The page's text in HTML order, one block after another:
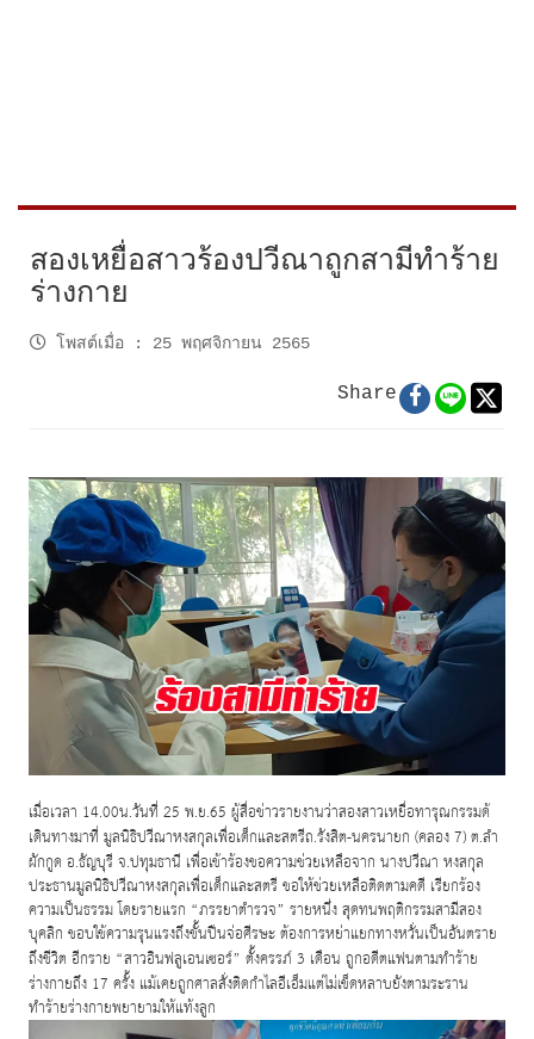
สองเหยื่อสาวร้องปวีณาถูกสามีทำร้าย
ร่างกาย
โพสต์เมื่อ : 25 พฤศจิกายน 2565
Share
เมื่อเวลา 14.00น.วันที่ 25 พ.ย.65 ผู้สื่อข่าวรายงานว่าสองสาวเหยื่อทารุณกรรมด้
เดินทางมาที่ มูลนิธิปวีณาหงสกุลเพื่อเด็กและสตรีถ.รังสิต-นครนายก (คลอง7)ต.ลำ
ผักกูด อ.ธัญบุรี จ.ปทุมธานี เพื่อเข้าร้องขอความช่วยเหลือจาก นางปวีณา หงสกุล
ประธานมูลนิธิปวีณาหงสกุลเพื่อเด็กและสตรี ขอให้ช่วยเหลือติดตามคดี เรียกร้อง
ความเป็นธรรม โดยรายแรก “ภรรยาตำรวจ” รายหนึ่ง สุดทนพฤติกรรมสามีสอง
บุคลิก ชอบใช้ความรุนแรงถึงขั้นปืนจ่อศีรษะ ต้องการหย่าแยกทางหวั่นเป็นอันตราย
ถึงชีวิต อีกราย “สาวอินฟลูเอนเซอร์” ตั้งครรภ์ 3 เดือน ถูกอดีตแฟนตามทำร้าย
ร่างกายถึง 17 ครั้ง แม้เคยถูกศาลสั่งติดกำไลอีเอ็มแต่ไม่เข็ดหลาบยังตามระราน
ทำร้ายร่างกายพยายามให้แท้งลูก